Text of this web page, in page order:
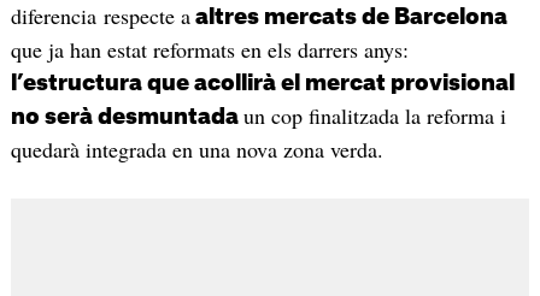
diferencia respecte aaltres mercats de Barcelona
que ja han estat reformats en els darrers anys:
l’estructura que acollirà el mercat provisional
no serà desmuntada un cop finalitzada la reforma i
quedarà integrada en una nova zona verda.